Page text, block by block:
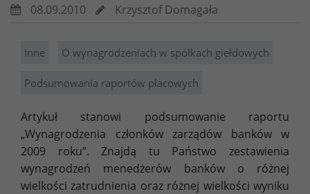
08.09.2010 Krzysztof Domagała
Inne O wynagrodzeniach w spółkach giełdowych
Podsumowania raportów płacowych
Artykuł stanowi podsumowanie raportu
„Wynagrodzenia członków zarządów banków w
2009 roku”. Znajdą tu Państwo zestawienia
wynagrodzeń menedżerów banków o różnej
wielkości zatrudnienia oraz różnej wielkości wyniku